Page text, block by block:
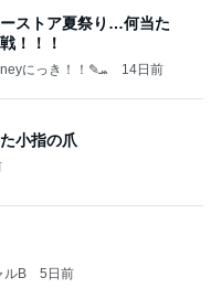
ストア夏祭り…何当た
！！！
高校生Dヲタ Ꭰ-ᎮꭵꭹꭴのDisneyにっき！！✎ܚ 14日前
小指の爪
ルB 5日前